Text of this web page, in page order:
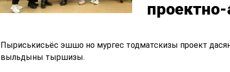
Пыриськисьёс эшшо но мургес тодматскизы проект
выльдыны тыршизы.